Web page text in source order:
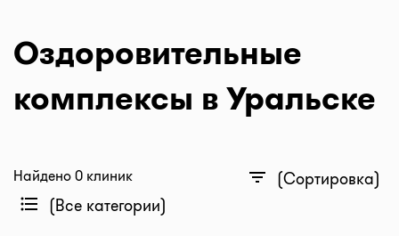
Оздоровительные
комплексы в Уральске
Найдено 0 клиник filter_list (Сортировка)
format_list_bulleted (Все категории)